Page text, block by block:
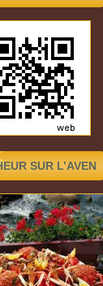
SUR L’AVEN